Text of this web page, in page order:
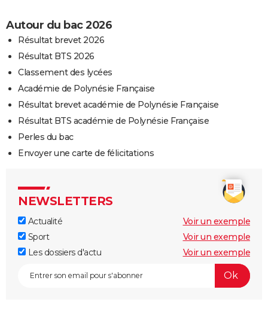
Autour du bac 2026
Résultat brevet 2026
Résultat BTS 2026
Classement des lycées
Académie de Polynésie Française
Résultat brevet académie de Polynésie Française
Résultat BTS académie de Polynésie Française
Perles du bac
Envoyer une carte de félicitations
NEWSLETTERS
Actualité
Voir un exemple
Sport
Voir un exemple
Les dossiers d'actu
Voir un exemple